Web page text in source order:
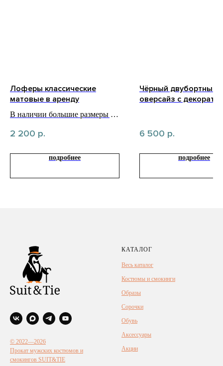
Лоферы классические
матовые в аренду
В наличии большие размеры до
2 200 р.
подробнее
Чёрный двубортный
оверсайз с
6 500 р.
подробнее
© 2022—2026
Прокат мужских костюмов и
смокингов SUIT&TIE
КАТАЛОГ
Весь каталог
Костюмы и смокинги
Образы
Сорочки
Обувь
Аксессуары
Акции